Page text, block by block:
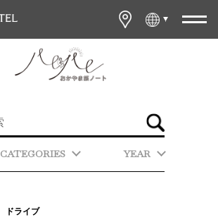
CATEGORIES YEAR
ドライブ